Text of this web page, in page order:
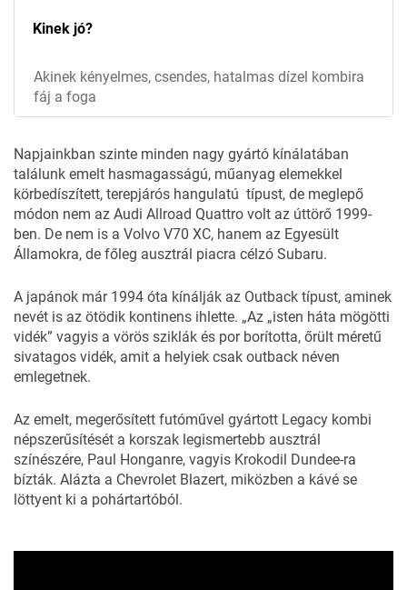
Kinek jó?
Akinek kényelmes, csendes, hatalmas dízel kombira
fáj a foga
Napjainkban szinte minden nagy gyártó kínálatában
találunk emelt hasmagasságú, műanyag elemekkel
körbedíszített, terepjárós hangulatú típust, de meglepő
módon nem az Audi Allroad Quattro volt az úttörő 1999-
ben. De nem is a Volvo V70 XC, hanem az Egyesült
Államokra, de főleg ausztrál piacra célzó Subaru.
A japánok már 1994 óta kínálják az Outback típust, aminek
nevét is az ötödik kontinens ihlette. „Az „isten háta mögötti
vidék” vagyis a vörös sziklák és por borította, őrült méretű
sivatagos vidék, amit a helyiek csak outback néven
emlegetnek.
Az emelt, megerősített futóművel gyártott Legacy kombi
népszerűsítését a korszak legismertebb ausztrál
színészére, Paul Honganre, vagyis Krokodil Dundee-ra
bízták. Alázta a Chevrolet Blazert, miközben a kávé se
löttyent ki a pohártartóból.